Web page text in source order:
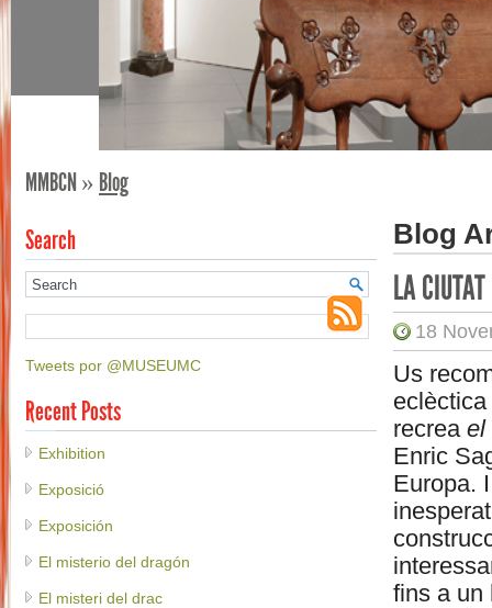
MMBCN» Blog
Blog
LA
18
Us
recrea el
Enric
Europa.
fins a un
Search
Tweets por @MUSEUMC
Recent Posts
Exhibition
Exposició
Exposición
El misterio del dragón
El misteri del drac